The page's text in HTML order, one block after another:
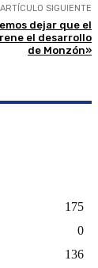
ARTÍCULO SIGUIENTE
dejar que el
el desarrollo
de Monzón»
175
0
136